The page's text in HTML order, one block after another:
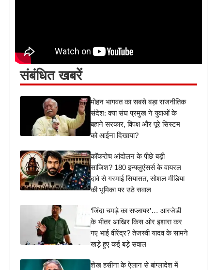
संबंधित खबरें
मोहन भागवत का सबसे बड़ा राजनीतिक
संदेश: क्या संघ प्रमुख ने युवाओं के
बहाने सरकार, विपक्ष और पूरे सिस्टम
को आईना दिखाया?
कॉकरोच आंदोलन के पीछे बड़ी
साजिश? 180 इन्फ्लुएंसर्स के वायरल
दावे से गरमाई सियासत, सोशल मीडिया
की भूमिका पर उठे सवाल
‘जिंदा चमड़े का सप्लायर’… आरजेडी
के भीतर आखिर किस ओर इशारा कर
गए भाई वीरेंद्र? तेजस्वी यादव के सामने
खड़े हुए कई बड़े सवाल
शेख हसीना के ऐलान से बांग्लादेश में